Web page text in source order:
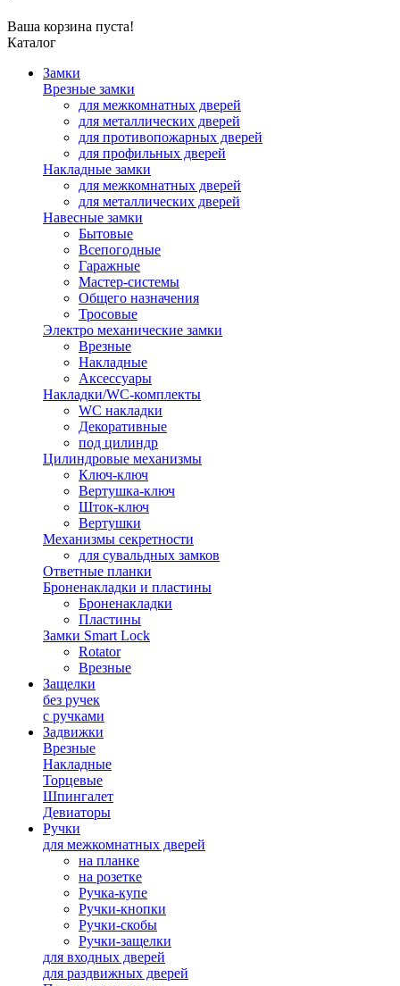
Ваша корзина пуста!
Каталог
Замки
Врезные замки
для межкомнатных дверей
для металлических дверей
для противопожарных дверей
для профильных дверей
Накладные замки
для межкомнатных дверей
для металлических дверей
Навесные замки
Бытовые
Всепогодные
Гаражные
Мастер-системы
Общего назначения
Тросовые
Электро механические замки
Врезные
Накладные
Аксессуары
Накладки/WC-комплекты
WC накладки
Декоративные
под цилиндр
Цилиндровые механизмы
Ключ-ключ
Вертушка-ключ
Шток-ключ
Вертушки
Механизмы секретности
для сувальдных замков
Ответные планки
Броненакладки и пластины
Броненакладки
Пластины
Замки Smart Lock
Rotator
Врезные
Защелки
без ручек
с ручками
Задвижки
Врезные
Накладные
Торцевые
Шпингалет
Девиаторы
Ручки
для межкомнатных дверей
на планке
на розетке
Ручка-купе
Ручки-кнопки
Ручки-скобы
Ручки-защелки
для входных дверей
для раздвижных дверей